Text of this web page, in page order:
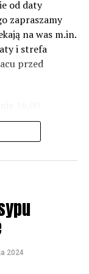
możemy nic
56 decybeli –
od daty
zapraszamy
na was m.in.
i strefa
przed
2024